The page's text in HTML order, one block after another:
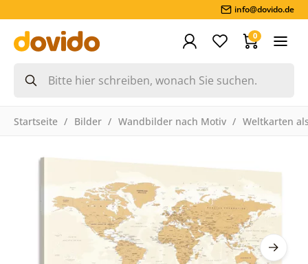
info@dovido.de
0
Startseite Bilder Wandbilder nach Motiv Weltkarten